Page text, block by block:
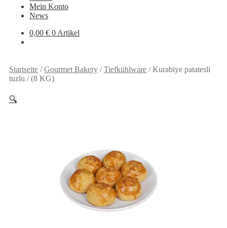
Mein Konto
News
0,00 € 0 Artikel
Startseite /Gourmet Bakery /Tiefkühlware /Kurabiye patatesli
tuzlu / (8 KG)
🔍